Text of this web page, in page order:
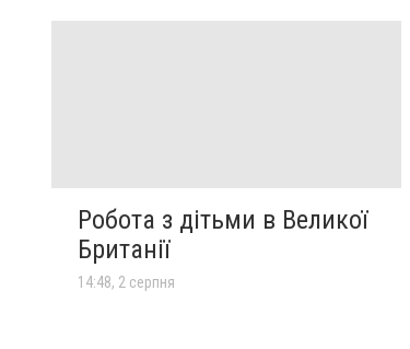
Робота з дітьми в Великої
Британії
14:48, 2 серпня